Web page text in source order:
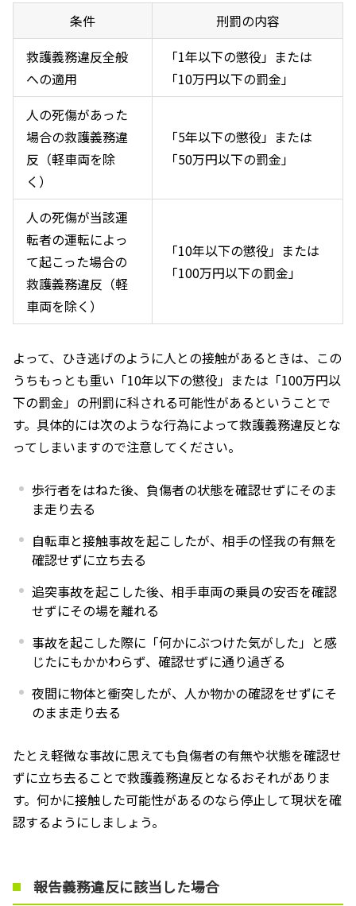
条件
刑罰の内容
救護義務違反全般
への適用
「1年以下の懲役」または
「10万円以下の罰金」
人の死傷があった
場合の救護義務違
反（軽車両を除
く）
「5年以下の懲役」または
「50万円以下の罰金」
人の死傷が当該運
転者の運転によっ
て起こった場合の
救護義務違反（軽
車両を除く）
「10年以下の懲役」または
「100万円以下の罰金」
よって、ひき逃げのように人との接触があるときは、この
うちもっとも重い「10年以下の懲役」または「100万円以
下の罰金」の刑罰に科される可能性があるということで
す。具体的には次のような行為によって救護義務違反とな
ってしまいますので注意してください。
歩行者をはねた後、負傷者の状態を確認せずにそのま
ま走り去る
自転車と接触事故を起こしたが、相手の怪我の有無を
確認せずに立ち去る
追突事故を起こした後、相手車両の乗員の安否を確認
せずにその場を離れる
事故を起こした際に「何かにぶつけた気がした」と感
じたにもかかわらず、確認せずに通り過ぎる
夜間に物体と衝突したが、人か物かの確認をせずにそ
のまま走り去る
たとえ軽微な事故に思えても負傷者の有無や状態を確認せ
ずに立ち去ることで救護義務違反となるおそれがありま
す。何かに接触した可能性があるのなら停止して現状を確
認するようにしましょう。
報告義務違反に該当した場合